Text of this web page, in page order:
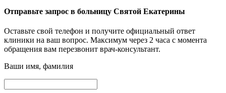
Отправьте запрос в больницу Святой Екатерины
Оставьте свой телефон и получите официальный ответ
клиники на ваш вопрос. Максимум через 2 часа с момента
обращения вам перезвонит врач-консультант.
Ваши имя, фамилия